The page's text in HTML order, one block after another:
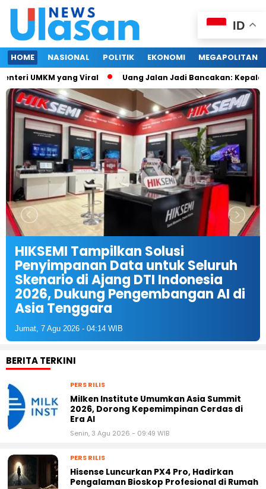
HOME NASIONAL POLITIK EKONOMI MEGAPOLITAN
UMKM yang Viral Uang Jalan Jadi Bancakan: Kepala
HIKSEMI Tampilkan Solusi
Penyimpanan Data untuk Seluruh
Skenario di Ajang DTI Indonesia
2026, Dukung Pengembangan AI di
Asia Tenggara
Jumat, 7 Agu 2026 - 04:14 WIB
BERITA TERKINI
PERS RILIS
Milken Institute Umumkan Asia Summit
2026, Dorong Kepemimpinan Cerdas di
Era AI
Senin, 3 Agu 2026 - 09:49 WIB
PERS RILIS
Hisense Luncurkan PX4 Pro, Hadirkan
Pengalaman Bioskop Profesional di Rumah
ID